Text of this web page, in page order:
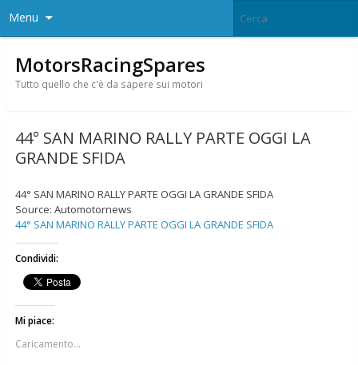
Menu
MotorsRacingSpares
Tutto quello che c'è da sapere sui motori
44° SAN MARINO RALLY PARTE OGGI LA
GRANDE SFIDA
44° SAN MARINO RALLY PARTE OGGI LA GRANDE SFIDA
Source: Automotornews
44° SAN MARINO RALLY PARTE OGGI LA GRANDE SFIDA
Condividi:
Mi piace:
Caricamento...